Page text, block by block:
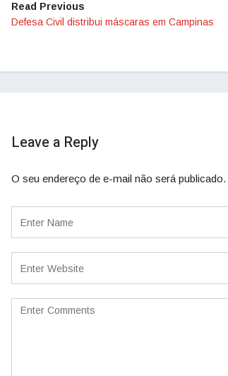
Read Previous
Defesa Civil distribui máscaras em Campinas
Leave a Reply
O seu endereço de e-mail não será publicado.